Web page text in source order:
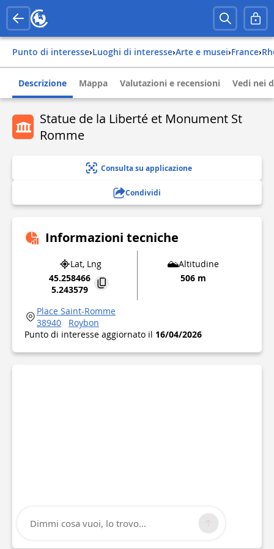
Punto di interesse› Luoghi di interesse› Arte e musei› france›
Descrizione Mappa Valutazioni e recensioni Vedi nei
Statue de la Liberté et Monument St
Romme
Consulta su applicazione
Condividi
Informazioni tecniche
Lat, Lng
45.258466
5.243579
Altitudine
506 m
Place Saint-Romme
38940
Roybon
Punto di interesse aggiornato il 16/04/2026
Dimmi cosa vuoi, lo trovo...